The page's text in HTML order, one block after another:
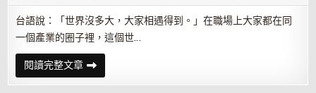
台語說：「世界沒多大，大家相遇得到。」在職場上大家都在同
一個產業的圈子裡，這個世…
閱讀完整文章漂
亮
說